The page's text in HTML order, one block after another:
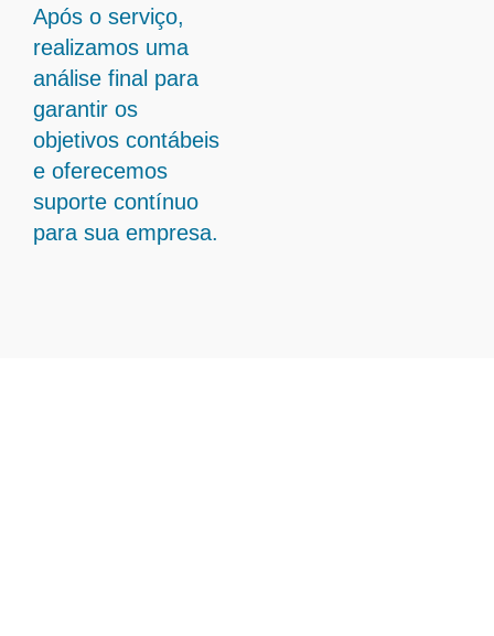
Após o serviço,
realizamos uma
análise final para
garantir os
objetivos contábeis
e oferecemos
suporte contínuo
para sua empresa.